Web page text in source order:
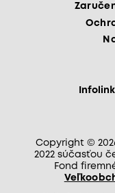
Copyright ©
2022 súčasťou
Fond